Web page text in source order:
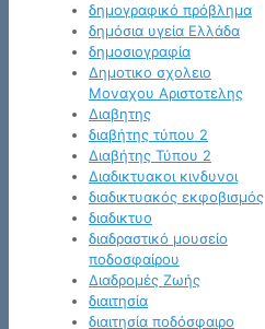
δημογραφικό πρόβλημα
δημόσια υγεία Ελλάδα
δημοσιογραφία
Δημοτικο σχολειο
Μοναχου Αριστοτελης
Διαβητης
διαβήτης τύπου 2
Διαβήτης Τύπου 2
Διαδικτυακοι κινδυνοι
διαδικτυακός εκφοβισμός
διαδικτυο
διαδραστικό μουσείο
ποδοσφαίρου
Διαδρομές Ζωής
διαιτησία
διαιτησία ποδόσφαιρο